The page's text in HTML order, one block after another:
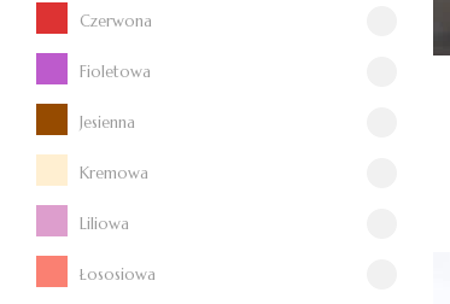
Czerwona
Fioletowa
Jesienna
Kremowa
Liliowa
Łososiowa